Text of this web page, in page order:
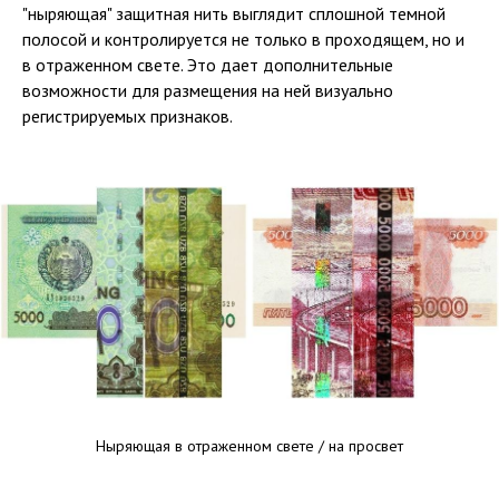
"ныряющая" защитная нить выглядит сплошной темной
полосой и контролируется не только в проходящем, но и
в отраженном свете. Это дает дополнительные
возможности для размещения на ней визуально
регистрируемых признаков.
Ныряющая в отраженном свете / на просвет